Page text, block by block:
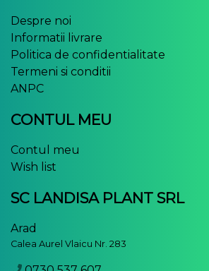
Despre noi
Informatii livrare
Politica de confidentialitate
Termeni si conditii
ANPC
CONTUL MEU
Contul meu
Wish list
SC LANDISA PLANT SRL
Arad
Calea Aurel Vlaicu Nr. 283